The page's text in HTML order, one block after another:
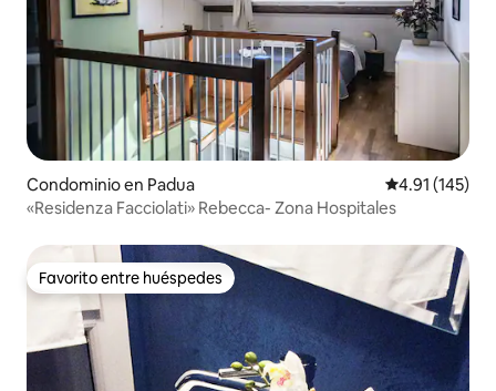
Condominio en Padua Calificación
4.91 (145)
«Residenza Facciolati» Rebecca- Zona Hospitales
Favorito entre huéspedes
Favorito entre huéspedes